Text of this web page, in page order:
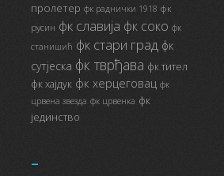
пролетер фк раднички 1918 фк
русин фк славија фк соко фк
станишић фк стари град фк
сутјеска фк тврђава фк тител
фк хајдук фк херцеговац фк
црвена звезда фк црвенка фк
јединство